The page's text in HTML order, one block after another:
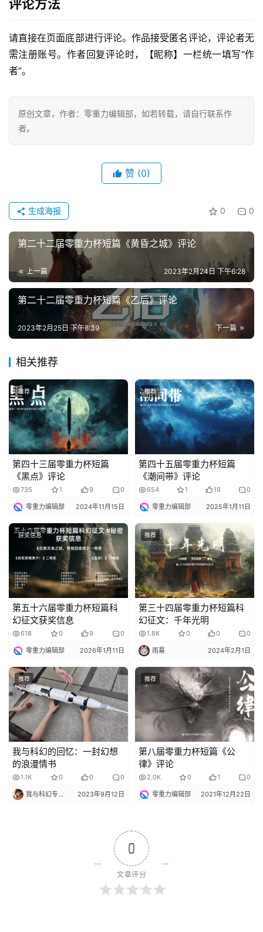
零
重
幻
征
文
文
章
幻
资
讯
主
题
科
幻
小
说
库
注册
评论方法
请直接在页面底部进行评论。作品接受匿名评论，评论者无
需注册账号。作者回复评论时，【昵称】一栏统一填写“作
者”。
原创文章，作者：零重力编辑部，如若转载，请自行联系作
者。
赞 (0)
0 0
生成海报
第二十二届零重力杯短篇《黄昏之城》评论
上一篇 2023年2月24日 下午6:28
第二十二届零重力杯短篇《乙后》评论
下一篇
2023年2月25日 下午8:39
相关推荐
推荐
第四十三届零重力杯短篇
《黑点》评论
735 1 9 0
零重力编辑部 2024年11月15日
推荐
第四十五届零重力杯短篇
《潮间带》评论
654 1 18 0
零重力编辑部 2025年1月11日
获奖信息
第五十六届零重力杯短篇科
幻征文获奖信息
618 0 9 0
零重力编辑部 2026年1月11日
推荐
第三十四届零重力杯短篇科
幻征文：千年光明
1.8K 0 0 0
雨幕 2024年2月1日
推荐
我与科幻的回忆：一封幻想
的浪漫情书
1.1K 0 0 0
我与科幻专栏小编 2023年9月12日
推荐
第八届零重力杯短篇《公
律》评论
2.0K 0 1 0
零重力编辑部 2021年12月22日
0
文章评分